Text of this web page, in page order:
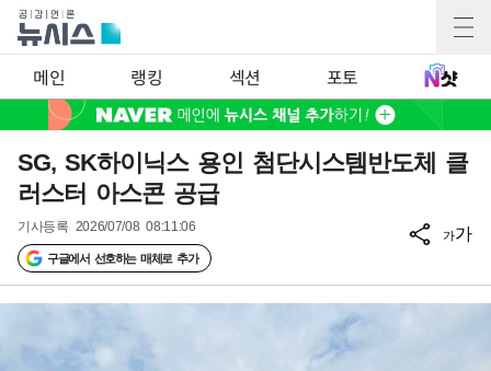
메인 랭킹 섹션 포토
SG, SK하이닉스 용인 첨단시스템반도체 클
러스터 아스콘 공급
기사등록 2026/07/08 08:11:06
구글에서 선호하는 매체로 추가
가가